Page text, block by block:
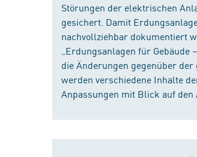
Störungen der elektrischen
gesichert. Damit
nachvollziehbar dokumentiert
„Erdungsanlagen für
die Änderungen gegenüber
werden verschiedene Inhalte
Anpassungen mit Blick auf den